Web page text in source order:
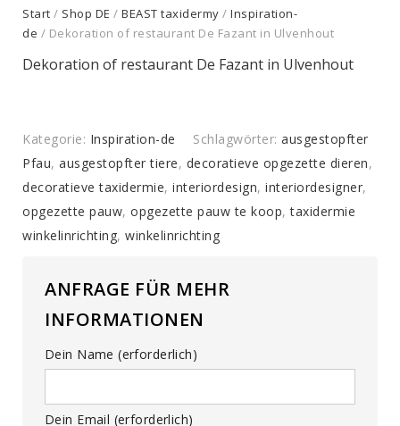
Start / Shop DE / BEAST taxidermy / Inspiration-
de / Dekoration of restaurant De Fazant in Ulvenhout
Dekoration of restaurant De Fazant in Ulvenhout
Kategorie: Inspiration-de Schlagwörter: ausgestopfter
Pfau, ausgestopfter tiere, decoratieve opgezette dieren,
decoratieve taxidermie, interiordesign, interiordesigner,
opgezette pauw, opgezette pauw te koop,taxidermie
winkelinrichting, winkelinrichting
ANFRAGE FÜR MEHR
INFORMATIONEN
Dein Name (erforderlich)
Dein Email (erforderlich)